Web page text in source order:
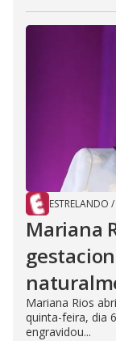
ESTRELANDO /
Mariana
Mariana Rios
quinta-feira, dia
engravidou...